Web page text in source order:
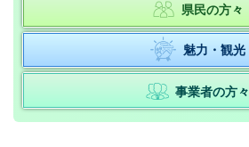
県民の方々
魅力・観光
事業者の方々